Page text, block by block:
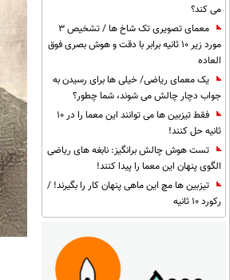
می کند؟
معمای تصویری تک شاخ ها / تشخیص 3
مورد زیر 10 ثانیه برابر با دقت و هوش بصری فوق
العاده
یک معمای ریاضی/ خیلی ها برای رسیدن به
جواب دچار چالش می شوند، شما چطور؟
فقط تیزبین ها می توانند این معما را در 10
ثانیه حل کنند!
تست هوش چالش برانگیز: نابغه های ریاضی
الگوی پنهان این معما را پیدا کنند!
تیزبین ها مچ این ماهی پنهان کار را بگیرند! /
رکورد 10 ثانیه